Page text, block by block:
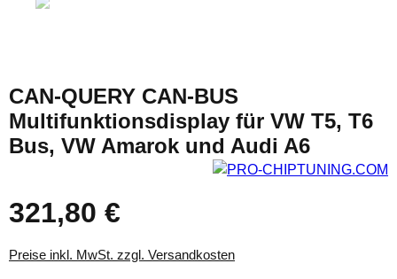
CAN-QUERY CAN-BUS
Multifunktionsdisplay für VW T5, T6
Bus, VW Amarok und Audi A6
321,80 €
Preise inkl. MwSt. zzgl. Versandkosten